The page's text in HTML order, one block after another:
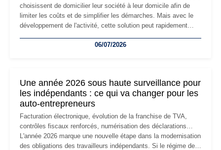
choisissent de domicilier leur société à leur domicile afin de
limiter les coûts et de simplifier les démarches. Mais avec le
développement de l'activité, cette solution peut rapidement
professionnels, recrutement, image de marque… Le
06/07/2026
Une année 2026 sous haute surveillance pour
les indépendants : ce qui va changer pour les
auto-entrepreneurs
Facturation électronique, évolution de la franchise de TVA,
contrôles fiscaux renforcés, numérisation des déclarations…
L'année 2026 marque une nouvelle étape dans la modernisation
des obligations des travailleurs indépendants. Si le régime de